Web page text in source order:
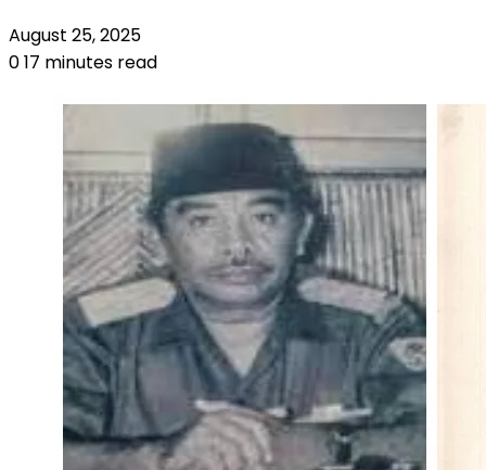
August 25, 2025
017 minutes read